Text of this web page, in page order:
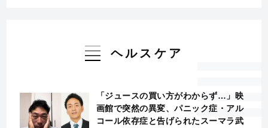
ヘルスケア
「ジュースの買い方がわからず…」映
画館で突然の異変、パニック症・アル
コール依存症と告げられたスーマラ武